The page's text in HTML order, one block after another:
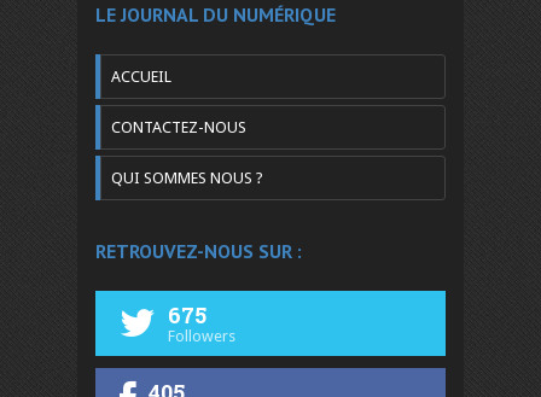
LE JOURNAL DU NUMÉRIQUE
ACCUEIL
CONTACTEZ-NOUS
QUI SOMMES NOUS ?
RETROUVEZ-NOUS SUR :
675
Followers